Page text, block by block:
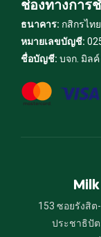
ช่องทางการ
ธนาคาร: กสิกรไทย
หมายเลขบัญชี:
ชื่อบัญชี: บจก. มิล
153 ซอยรังสิ
ประชาธิปัต